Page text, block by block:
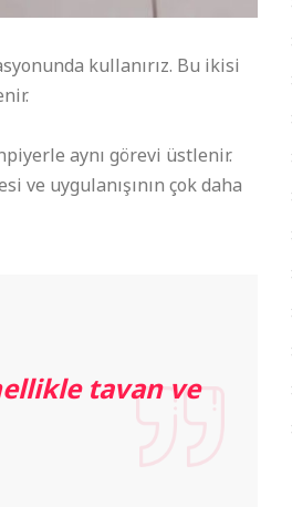
kullanırız. Bu ikisi
aynı görevi üstlenir.
ve uygulanışının çok daha
tavan ve